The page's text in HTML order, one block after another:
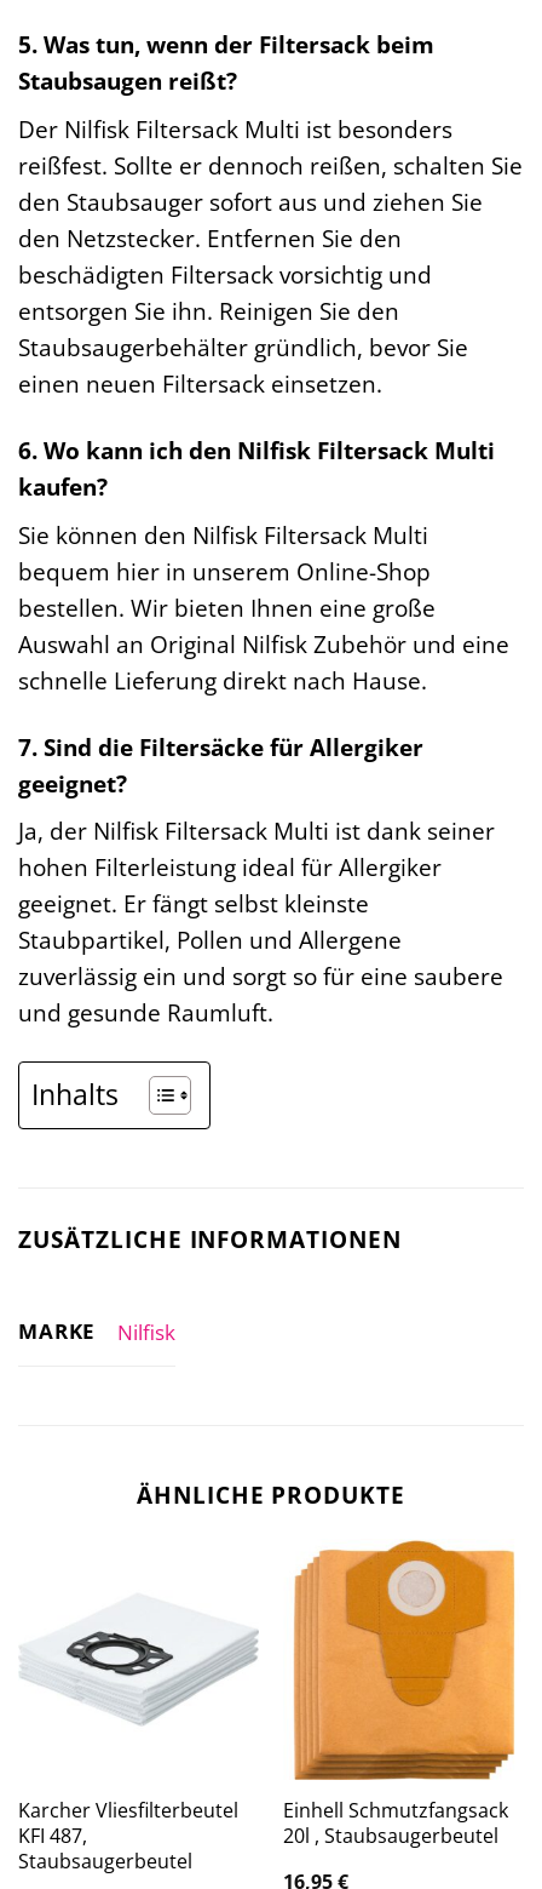
5. Was tun, wenn der Filtersack beim
Staubsaugen reißt?
Der Nilfisk Filtersack Multi ist besonders
reißfest. Sollte er dennoch reißen, schalten Sie
den Staubsauger sofort aus und ziehen Sie
den Netzstecker. Entfernen Sie den
beschädigten Filtersack vorsichtig und
entsorgen Sie ihn. Reinigen Sie den
Staubsaugerbehälter gründlich, bevor Sie
einen neuen Filtersack einsetzen.
6. Wo kann ich den Nilfisk Filtersack Multi
kaufen?
Sie können den Nilfisk Filtersack Multi
bequem hier in unserem Online-Shop
bestellen. Wir bieten Ihnen eine große
Auswahl an Original Nilfisk Zubehör und eine
schnelle Lieferung direkt nach Hause.
7. Sind die Filtersäcke für Allergiker
geeignet?
Ja, der Nilfisk Filtersack Multi ist dank seiner
hohen Filterleistung ideal für Allergiker
geeignet. Er fängt selbst kleinste
Staubpartikel, Pollen und Allergene
zuverlässig ein und sorgt so für eine saubere
und gesunde Raumluft.
Inhalts
ZUSÄTZLICHE INFORMATIONEN
MARKE Nilfisk
ÄHNLICHE PRODUKTE
Karcher Vliesfilterbeutel
KFI 487,
Staubsaugerbeutel
Einhell Schmutzfangsack
20l , Staubsaugerbeutel
16,95€